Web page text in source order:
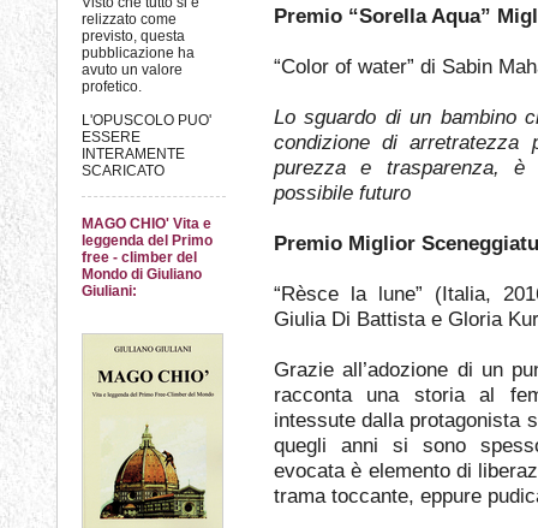
relizzato come
previsto, questa
pubblicazione ha
avuto un valore
profetico.
L'OPUSCOLO PUO'
ESSERE
INTERAMENTE
SCARICATO
MAGO CHIO' Vita e
leggenda del Primo
free - climber del
Mondo di Giuliano
Giuliani:
Premio “Sorella Aqua”
“Color of water” di Sabin
Lo sguardo di un bambino
condizione di arretratezza
purezza e trasparenza,
possibile futuro
Premio Miglior
“Rèsce la lune” (Italia,
Giulia Di Battista e Gloria
Grazie all’adozione di un
racconta una storia al
intessute dalla protagonista
quegli anni si sono
evocata è elemento di
trama toccante, eppure